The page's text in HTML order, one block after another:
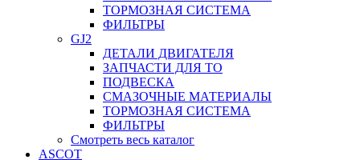
ТОРМОЗНАЯ СИСТЕМА
ФИЛЬТРЫ
GJ2
ДЕТАЛИ ДВИГАТЕЛЯ
ЗАПЧАСТИ ДЛЯ ТО
ПОДВЕСКА
СМАЗОЧНЫЕ МАТЕРИАЛЫ
ТОРМОЗНАЯ СИСТЕМА
ФИЛЬТРЫ
Смотреть весь каталог
ASCOT